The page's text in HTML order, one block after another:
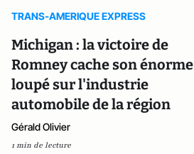
TRANS-AMERIQUE EXPRESS
Michigan : la victoire de
Romney cache son énorme
loupé sur l'industrie
automobile de la région
Gérald Olivier
1 min de lecture